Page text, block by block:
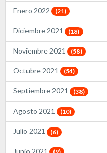
Enero 2022 (21)
Diciembre 2021 (18)
Noviembre 2021 (58)
Octubre 2021 (54)
Septiembre 2021 (38)
Agosto 2021 (10)
Julio 2021 (6)
Junio 2021